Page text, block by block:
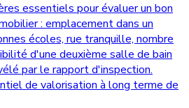
essentiels pour évaluer un bon
: emplacement dans un
écoles, rue tranquille, nombre
d'une deuxième salle de bain
par le rapport d'inspection.
de valorisation à long terme de